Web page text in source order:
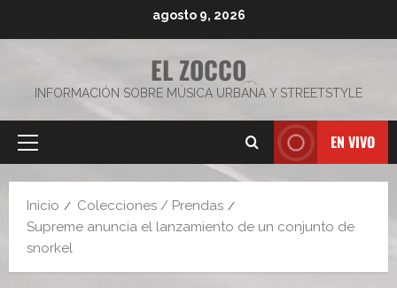
agosto 9, 2026
EL ZOCCO
INFORMACIÓN SOBRE MÚSICA URBANA Y STREETSTYLE
Menú
EN VIVO
Inicio
Colecciones / Prendas
Supreme anuncia el lanzamiento de un conjunto de
snorkel